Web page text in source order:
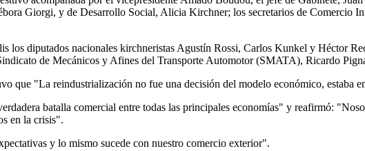
Giorgi, y de Desarrollo Social, Alicia Kirchner; los secretarios de Comercio
los diputados nacionales kirchneristas Agustín Rossi, Carlos Kunkel y Héctor
de Mecánicos y Afines del Transporte Automotor (SMATA), Ricardo
que "La reindustrialización no fue una decisión del modelo económico, estaba
batalla comercial entre todas las principales economías" y reafirmó:
en la crisis".
y lo mismo sucede con nuestro comercio exterior".